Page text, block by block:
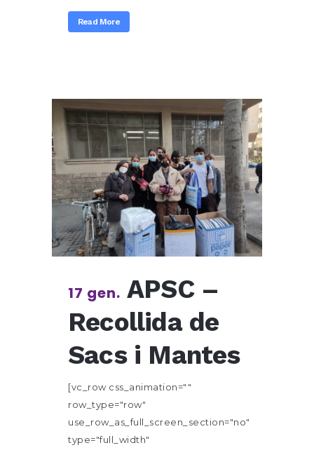
Read More
17 gen. APSC –
Recollida de
Sacs i Mantes
[vc_row css_animation=""
row_type="row"
use_row_as_full_screen_section="no"
type="full_width"